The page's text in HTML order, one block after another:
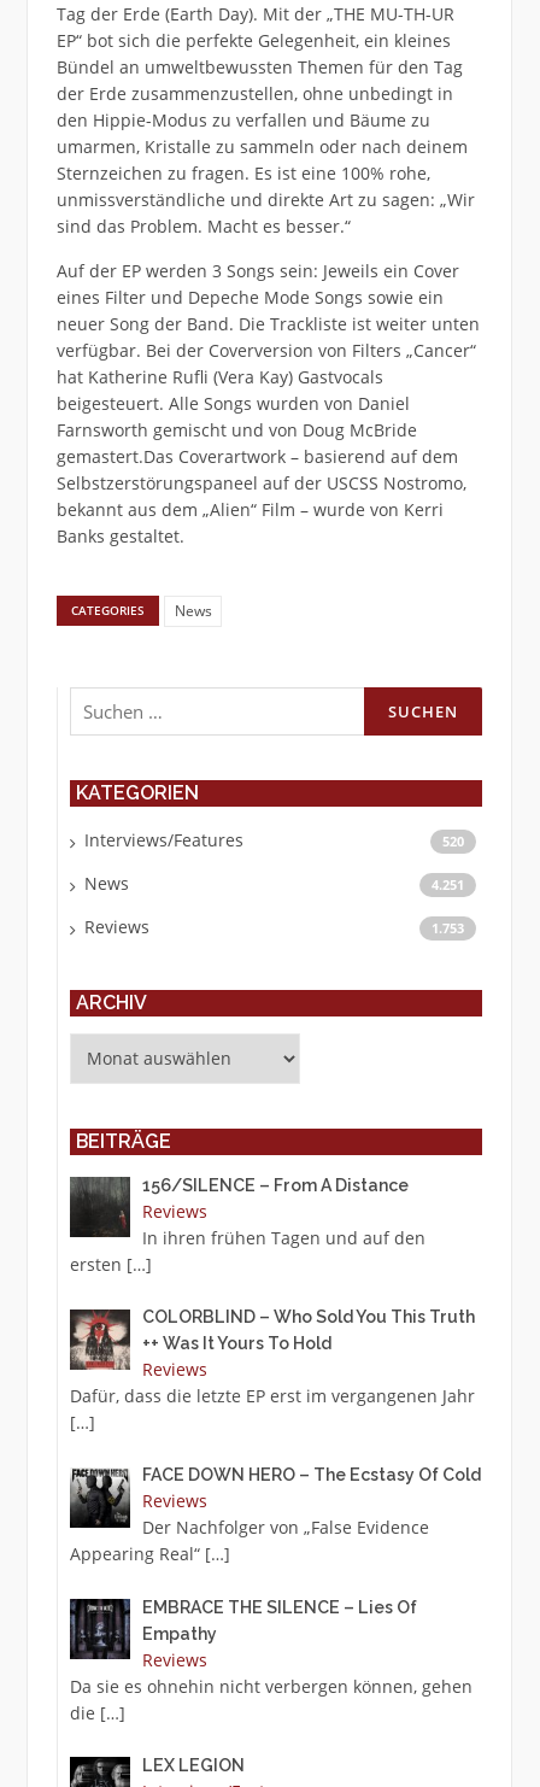
Tag der Erde (Earth Day). Mit der „THE MU-TH-UR
EP“ bot sich die perfekte Gelegenheit, ein kleines
Bündel an umweltbewussten Themen für den Tag
der Erde zusammenzustellen, ohne unbedingt in
den Hippie-Modus zu verfallen und Bäume zu
umarmen, Kristalle zu sammeln oder nach deinem
Sternzeichen zu fragen. Es ist eine 100% rohe,
unmissverständliche und direkte Art zu sagen: „Wir
sind das Problem. Macht es besser.“
Auf der EP werden 3 Songs sein: Jeweils ein Cover
eines Filter und Depeche Mode Songs sowie ein
neuer Song der Band. Die Trackliste ist weiter unten
verfügbar. Bei der Coverversion von Filters „Cancer“
hat Katherine Rufli (Vera Kay) Gastvocals
beigesteuert. Alle Songs wurden von Daniel
Farnsworth gemischt und von Doug McBride
gemastert.Das Coverartwork – basierend auf dem
Selbstzerstörungspaneel auf der USCSS Nostromo,
bekannt aus dem „Alien“ Film – wurde von Kerri
Banks gestaltet.
CATEGORIES News
Suchen
nach:
KATEGORIEN
Interviews/Features 520
News 4.251
Reviews 1.753
ARCHIV
BEITRÄGE
156/SILENCE – From A Distance
Reviews
In ihren frühen Tagen und auf den
ersten […]
COLORBLIND – Who Sold You This Truth
++ Was It Yours To Hold
Reviews
Dafür, dass die letzte EP erst im vergangenen Jahr
[…]
FACE DOWN HERO – The Ecstasy Of Cold
Reviews
Der Nachfolger von „False Evidence
Appearing Real“ […]
EMBRACE THE SILENCE – Lies Of
Empathy
Reviews
Da sie es ohnehin nicht verbergen können, gehen
die […]
LEX LEGION